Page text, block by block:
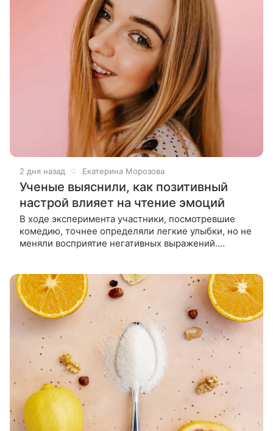
2 дня назад Екатерина Морозова
Ученые выяснили, как позитивный
настрой влияет на чтение эмоций
В ходе эксперимента участники, посмотревшие
комедию, точнее определяли легкие улыбки, но не
меняли восприятие негативных выражений.